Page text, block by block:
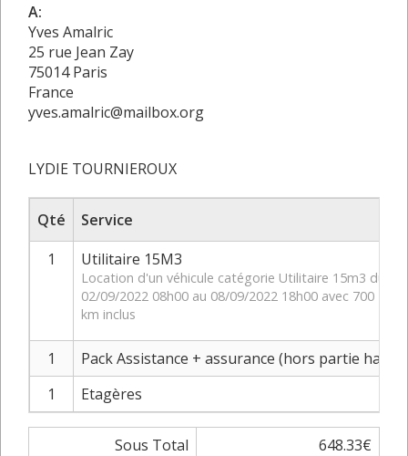
A:
Yves Amalric
25 rue Jean Zay
75014 Paris
France
yves.amalric@mailbox.org
LYDIE TOURNIEROUX
Qté
Service
1
Utilitaire 15M3
Location d'un véhicule catégorie Utilitaire 15m3 du
02/09/2022 08h00 au 08/09/2022 18h00 avec 700
km inclus
1
Pack Assistance + assurance (hors partie haute
1
Etagères
Sous Total
648.33€